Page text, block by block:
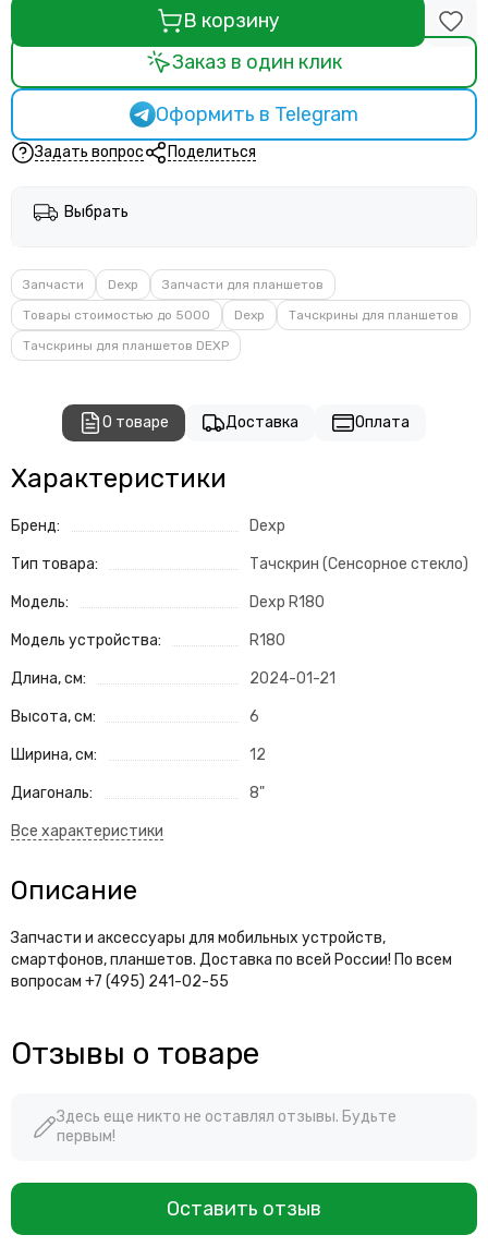
В корзину
Заказ в один клик
Оформить в Telegram
Задать вопрос Поделиться
Выбрать
Запчасти Dexp
Запчасти для планшетов
Товары стоимостью до 5000
Dexp
Тачскрины для планшетов
Тачскрины для планшетов DEXP
О товаре Доставка Оплата
Характеристики
Бренд: Dexp
Тип товара: Тачскрин (Сенсорное стекло)
Модель: Dexp R180
Модель устройства: R180
Длина, см: 2024-01-21
Высота, см: 6
Ширина, см: 12
Диагональ: 8"
Описание
Запчасти и аксессуары для мобильных устройств,
смартфонов, планшетов. Доставка по всей России! По всем
вопросам +7 (495) 241-02-55
Отзывы о товаре
Здесь еще никто не оставлял отзывы. Будьте
первым!
Оставить отзыв